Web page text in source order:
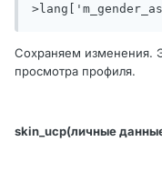
Сохраняем изменения.
просмотра профиля.
skin_ucp(личные